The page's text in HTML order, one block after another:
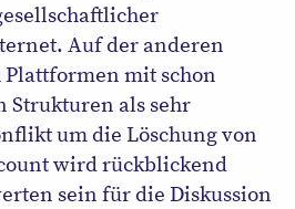
Auf der anderen
Plattformen mit schon
Strukturen als sehr
um die Löschung von
wird rückblickend
sein für die Diskussion